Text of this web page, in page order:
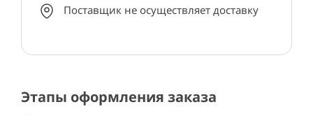
Поставщик не осуществляет доставку
Этапы оформления заказа